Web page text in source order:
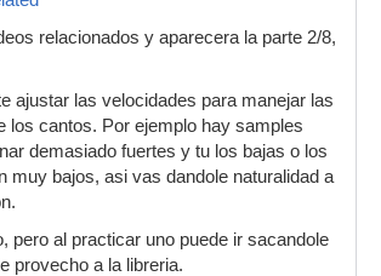
relacionados y aparecera la parte 2/8,
ajustar las velocidades para manejar las
los cantos. Por ejemplo hay samples
demasiado fuertes y tu los bajas o los
muy bajos, asi vas dandole naturalidad a
pero al practicar uno puede ir sacandole
provecho a la libreria.